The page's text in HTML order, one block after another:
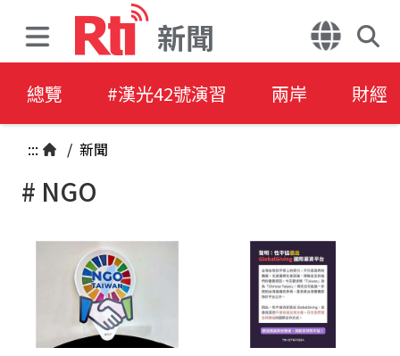
新聞
總覽 #漢光42號演習 兩岸 財經
::: / 新聞
# NGO